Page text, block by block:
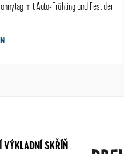
mit Auto-Frühling und Fest der
VÝKLADNÍ SKŘÍŇ